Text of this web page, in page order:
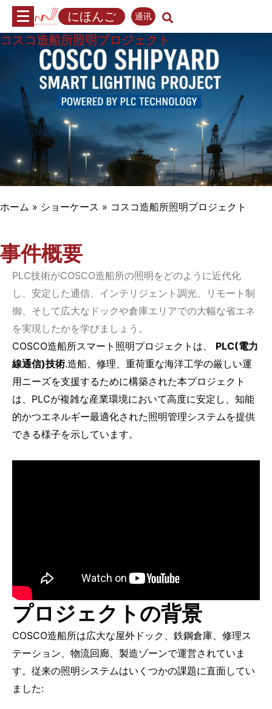
へ
にほんご 通讯
コスコ造船所照明プロジェクト
ホーム » ショーケース » コスコ造船所照明プロジェクト
事件概要
PLC技術がCOSCO造船所の照明をどのように近代化
し、安定した通信、インテリジェント調光、リモート制
御、そして広大なドックや倉庫エリアでの大幅な省エネ
を実現したかを学びましょう。
COSCO造船所スマート照明プロジェクトは、 PLC(電力
線通信)技術.造船、修理、重荷重な海洋工学の厳しい運
用ニーズを支援するために構築された本プロジェクト
は、PLCが複雑な産業環境において高度に安定し、知能
的かつエネルギー最適化された照明管理システムを提供
できる様子を示しています。
プロジェクトの背景
COSCO造船所は広大な屋外ドック、鉄鋼倉庫、修理ス
テーション、物流回廊、製造ゾーンで運営されていま
す。従来の照明システムはいくつかの課題に直面してい
ました: